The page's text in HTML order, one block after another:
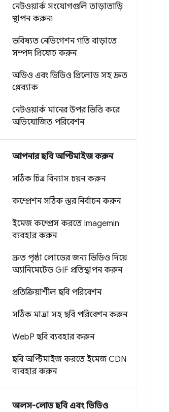
নেটওয়ার্ক সংযোগগুলি তাড়াতাড়ি
স্থাপন করুন৷
ভবিষ্যত নেভিগেশন গতি বাড়াতে
সম্পদ প্রিফেচ করুন
অডিও এবং ভিডিও প্রিলোড সহ দ্রুত
প্লেব্যাক
নেটওয়ার্ক মানের উপর ভিত্তি করে
অভিযোজিত পরিবেশন
আপনার ছবি অপ্টিমাইজ করুন
সঠিক চিত্র বিন্যাস চয়ন করুন
কম্প্রেশন সঠিক স্তর নির্বাচন করুন
ইমেজ কম্প্রেস করতে Imagemin
ব্যবহার করুন
দ্রুত পৃষ্ঠা লোডের জন্য ভিডিও দিয়ে
অ্যানিমেটেড GIF প্রতিস্থাপন করুন
প্রতিক্রিয়াশীল ছবি পরিবেশন
সঠিক মাত্রা সহ ছবি পরিবেশন করুন
WebP ছবি ব্যবহার করুন
ছবি অপ্টিমাইজ করতে ইমেজ CDN
ব্যবহার করুন
অলস-লোড ছবি এবং ভিডিও